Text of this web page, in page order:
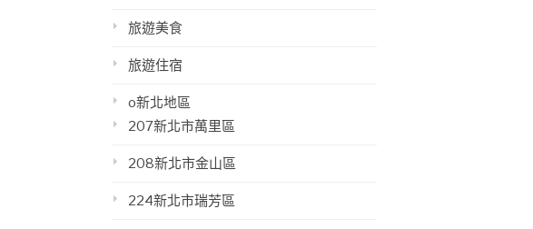
旅遊美食
旅遊住宿
o新北地區
207新北市萬里區
208新北市金山區
224新北市瑞芳區